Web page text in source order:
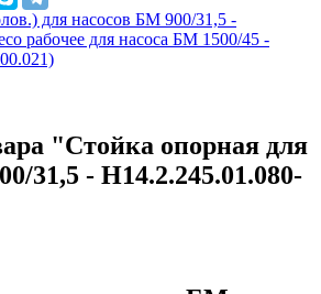
для насосов БМ 900/31,5 -
рабочее для насоса БМ 1500/45 -
"Стойка опорная для
31,5 - Н14.2.245.01.080-